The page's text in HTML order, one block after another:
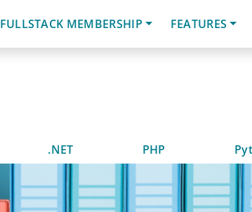
FULLSTACK MEMBERSHIP FEATURES
.NET PHP